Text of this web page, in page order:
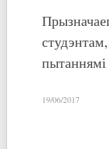
пытаннямі
19/06/2017